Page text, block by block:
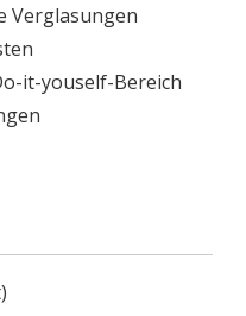
Verglasungen
it-youself-Bereich